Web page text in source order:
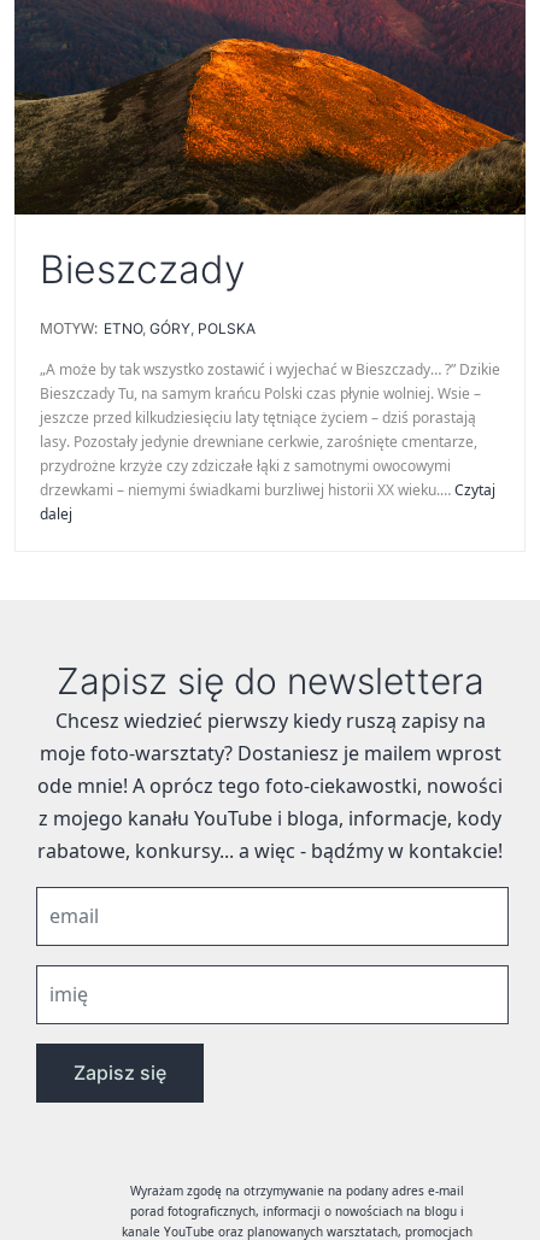
Bieszczady
MOTYW: ETNO, GÓRY POLSKA
„A może by tak wszystko zostawić i wyjechać w Bieszczady… ?” Dzikie
Bieszczady Tu, na samym krańcu Polski czas płynie wolniej. Wsie –
jeszcze przed kilkudziesięciu laty tętniące życiem – dziś porastają
lasy. Pozostały jedynie drewniane cerkwie, zarośnięte cmentarze,
przydrożne krzyże czy zdziczałe łąki z samotnymi owocowymi
drzewkami – niemymi świadkami burzliwej historii XX wieku.…Czytaj
dalej
Zapisz się do newslettera
Chcesz wiedzieć pierwszy kiedy ruszą zapisy na
moje foto-warsztaty? Dostaniesz je mailem wprost
ode mnie! A oprócz tego foto-ciekawostki, nowości
z mojego kanału YouTube i bloga, informacje, kody
rabatowe, konkursy... a więc - bądźmy w kontakcie!
Wyrażam zgodę na otrzymywanie na podany adres e-mail
porad fotograficznych, informacji o nowościach na blogu i
kanale YouTube oraz planowanych warsztatach, promocjach